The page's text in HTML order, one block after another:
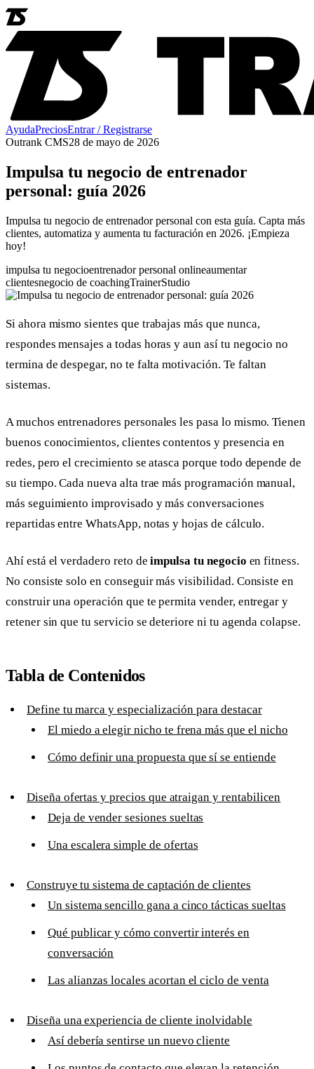
AyudaPreciosEntrar / Registrarse
Outrank CMS28 de mayo de 2026
Impulsa tu negocio de entrenador
personal: guía 2026
Impulsa tu negocio de entrenador personal con esta guía. Capta más
clientes, automatiza y aumenta tu facturación en 2026. ¡Empieza
hoy!
impulsa tu negocioentrenador personal onlineaumentar
clientesnegocio de coachingTrainerStudio
Si ahora mismo sientes que trabajas más que nunca,
respondes mensajes a todas horas y aun así tu negocio no
termina de despegar, no te falta motivación. Te faltan
sistemas.
A muchos entrenadores personales les pasa lo mismo. Tienen
buenos conocimientos, clientes contentos y presencia en
redes, pero el crecimiento se atasca porque todo depende de
su tiempo. Cada nueva alta trae más programación manual,
más seguimiento improvisado y más conversaciones
repartidas entre WhatsApp, notas y hojas de cálculo.
Ahí está el verdadero reto deimpulsa tu negocio en fitness.
No consiste solo en conseguir más visibilidad. Consiste en
construir una operación que te permita vender, entregar y
retener sin que tu servicio se deteriore ni tu agenda colapse.
Tabla de Contenidos
Define tu marca y especialización para destacar
El miedo a elegir nicho te frena más que el nicho
Cómo definir una propuesta que sí se entiende
Diseña ofertas y precios que atraigan y rentabilicen
Deja de vender sesiones sueltas
Una escalera simple de ofertas
Construye tu sistema de captación de clientes
Un sistema sencillo gana a cinco tácticas sueltas
Qué publicar y cómo convertir interés en
conversación
Las alianzas locales acortan el ciclo de venta
Diseña una experiencia de cliente inolvidable
Así debería sentirse un nuevo cliente